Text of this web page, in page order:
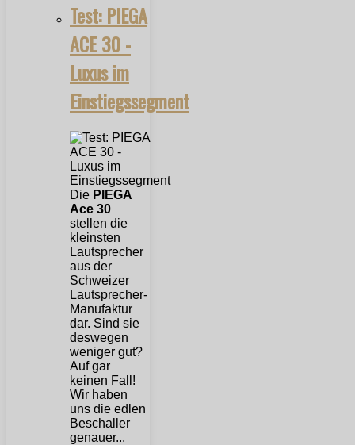
Test: PIEGA
ACE 30 -
Luxus im
Einstiegssegment
Die PIEGA
Ace 30
stellen die
kleinsten
Lautsprecher
aus der
Schweizer
Lautsprecher-
Manufaktur
dar. Sind sie
deswegen
weniger gut?
Auf gar
keinen Fall!
Wir haben
uns die edlen
Beschaller
genauer...